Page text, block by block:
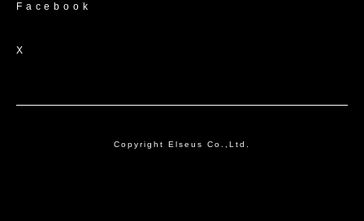
Copyright Elseus Co.,Ltd.
Facebook
X